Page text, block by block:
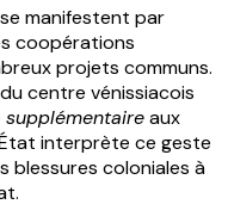
manifestent par
coopérations
projets communs.
centre vénissiacois
aux
interprète ce geste
blessures coloniales à